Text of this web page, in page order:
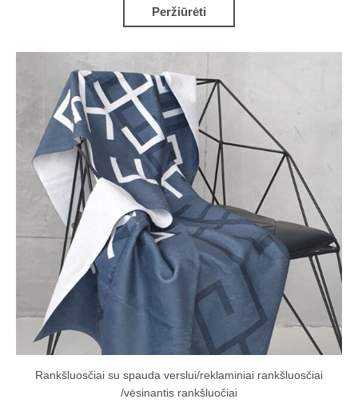
Peržiūrėti
Rankšluosčiai su spauda verslui/reklaminiai rankšluosčiai
/vėsinantis rankšluočiai